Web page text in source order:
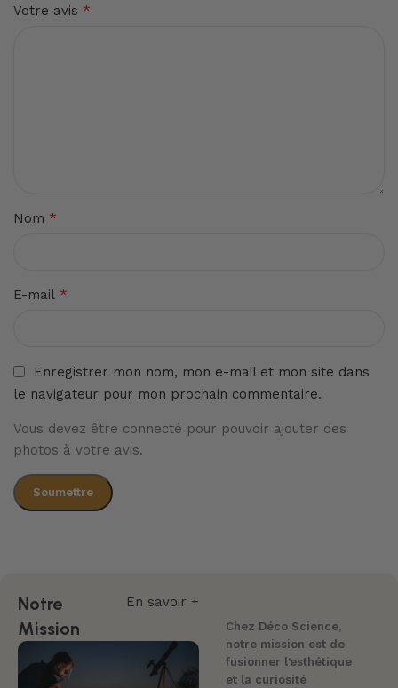
Votre avis *
Nom *
E-mail *
Enregistrer mon nom, mon e-mail et mon site dans
le navigateur pour mon prochain commentaire.
Vous devez être connecté pour pouvoir ajouter des
photos à votre avis.
En savoir +
Notre
Mission
Chez Déco Science,
notre mission est de
fusionner l’esthétique
et la curiosité